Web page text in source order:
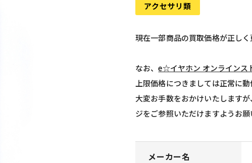
アクセサリ類
現在一部商品の買取価格が正し
なお、e☆イヤホン オンラインス
上限価格につきましては正常に動
大変お手数をおかけいたします
ジをご参照いただけますようお願
メーカー名